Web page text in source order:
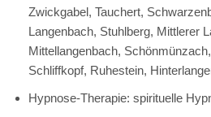
Zwickgabel, Tauchert,
Langenbach, Stuhlberg, Mittlerer
Mittellangenbach,
Schliffkopf, Ruhestein,
Hypnose-Therapie: spirituelle